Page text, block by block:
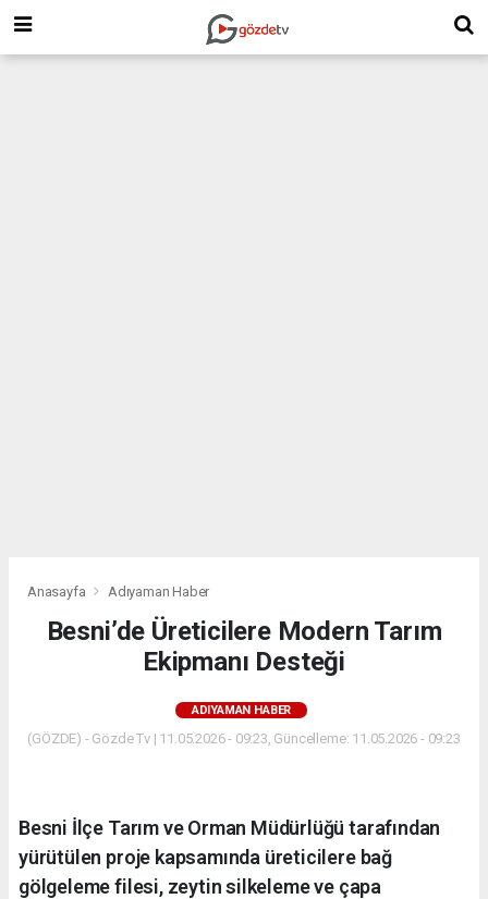
Anasayfa Adıyaman Haber
Besni’de Üreticilere Modern Tarım
Ekipmanı Desteği
ADIYAMAN HABER
(GÖZDE) - Gözde Tv | 11.05.2026 - 09:23, Güncelleme: 11.05.2026 - 09:23
Besni İlçe Tarım ve Orman Müdürlüğü tarafından
yürütülen proje kapsamında üreticilere bağ
gölgeleme filesi, zeytin silkeleme ve çapa